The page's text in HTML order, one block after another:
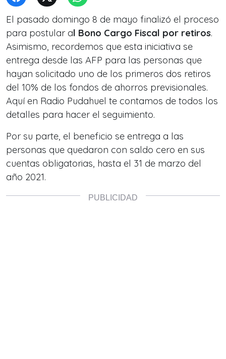
El pasado domingo 8 de mayo finalizó el proceso
para postular al Bono Cargo Fiscal por retiros.
Asimismo, recordemos que esta iniciativa se
entrega desde las AFP para las personas que
hayan solicitado uno de los primeros dos retiros
del 10% de los fondos de ahorros previsionales.
Aquí en Radio Pudahuel te contamos de todos los
detalles para hacer el seguimiento.
Por su parte, el beneficio se entrega a las
personas que quedaron con saldo cero en sus
cuentas obligatorias, hasta el 31 de marzo del
año 2021.